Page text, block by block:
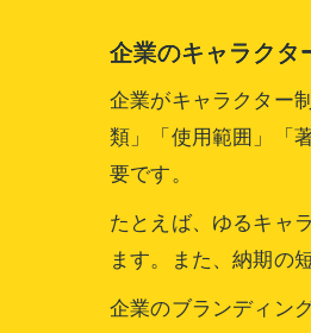
企業のキャラクタ
企業がキャラクター
類」「使用範囲」「
要です。
たとえば、ゆるキャ
ます。また、納期の
企業のブランディン